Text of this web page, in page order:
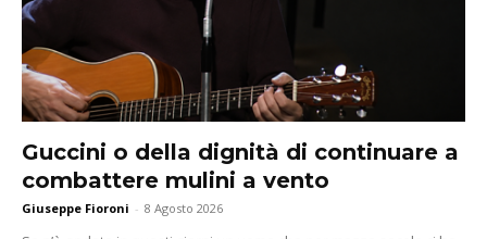
Guccini o della dignità di continuare a
combattere mulini a vento
Giuseppe Fioroni - 8 Agosto 2026